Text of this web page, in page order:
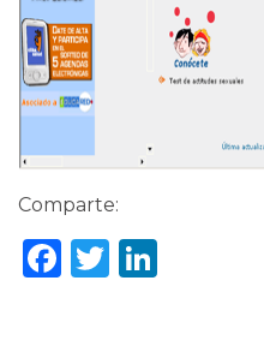
Comparte:
Facebook
Twitter